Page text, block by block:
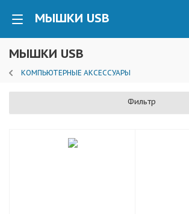
МЫШКИ USB
МЫШКИ USB
КОМПЬЮТЕРНЫЕ АКСЕССУАРЫ
Фильтр